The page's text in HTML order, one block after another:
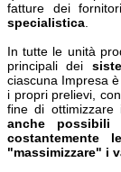
fatture dei
specialistica
In tutte le unità
principali dei
ciascuna Impresa
i propri prelievi,
fine di
anche possibili
costantemente
"massimizzare" i